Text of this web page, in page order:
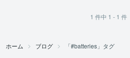
1 件中 1 - 1 件
ホーム ブログ 「#batteries」タグ